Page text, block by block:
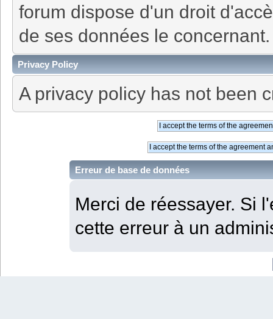
forum dispose d'un droit
de ses données le concernant.
Privacy Policy
A privacy policy has not been
Erreur de base de données
Merci de réessayer. Si
cette erreur à un